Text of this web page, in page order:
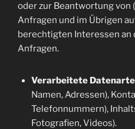
oder zur Beantwortung von
Anfragen und im Übrigen
berechtigten Interessen an
Anfragen.
Verarbeitete
Namen, Adressen),
Telefonnummern),
Fotografien, Videos).